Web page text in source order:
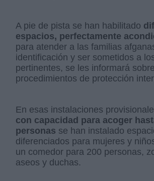
A pie de pista se han habilitado
espacios, perfectamente
para atender a las familias
identificación y ser sometidos a
pertinentes, se les informará
procedimientos de protección
En esas instalaciones
con capacidad para acoger
personas se han instalado
diferenciados para mujeres y
un comedor para 200 personas,
aseos y duchas.